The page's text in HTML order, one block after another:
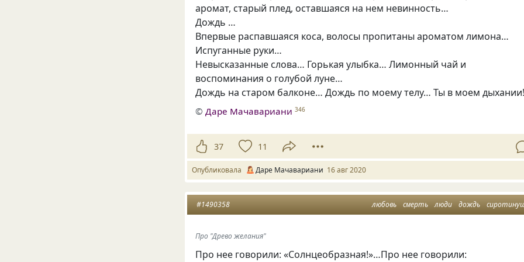
аромат, старый плед, оставшаяся на нем невинность…
Дождь …
Впервые распавшаяся коса, волосы пропитаны ароматом лимона…
Испуганные руки…
Невысказанные слова… Горькая улыбка… Лимонный чай и
воспоминания о голубой луне…
Дождь на старом балконе… Дождь по моему телу… Ты в моем дыхании!
©Даре Мачавариани 346
37 11
Опубликовала Даре Мачавариани 16 авг 2020
любовь смерть люди дождь
#1490358
Про "Древо желания"
Про нее говорили: «Солнцеобразная!»…Про нее говорили: